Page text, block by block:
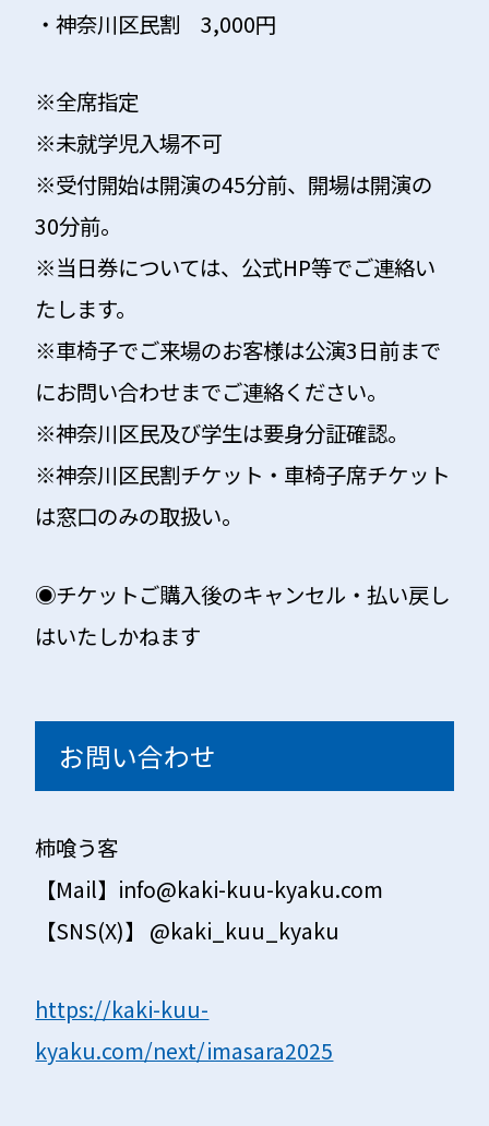
・神奈川区民割 3,000円
※全席指定
※未就学児入場不可
※受付開始は開演の45分前、開場は開演の
30分前。
※当日券については、公式HP等でご連絡い
たします。
※車椅子でご来場のお客様は公演3日前まで
にお問い合わせまでご連絡ください。
※神奈川区民及び学生は要身分証確認。
※神奈川区民割チケット・車椅子席チケット
は窓口のみの取扱い。
◉チケットご購入後のキャンセル・払い戻し
はいたしかねます
お問い合わせ
柿喰う客
【Mail】info@kaki-kuu-kyaku.com
【SNS(X)】 @kaki_kuu_kyaku
https://kaki-kuu-
kyaku.com/next/imasara2025